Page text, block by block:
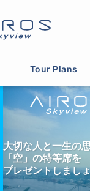
Tour Plans
大切な人と一生の
「空」の特等席を
プレゼントしまし